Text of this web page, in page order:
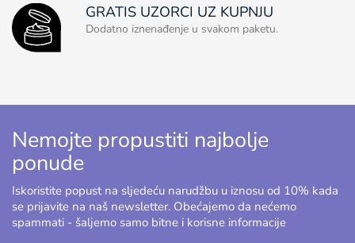
GRATIS UZORCI UZ KUPNJU
Dodatno iznenađenje u svakom paketu.
Nemojte propustiti najbolje
ponude
Iskoristite popust na sljedeću narudžbu u iznosu od 10% kada
se prijavite na naš newsletter. Obećajemo da nećemo
spammati - šaljemo samo bitne i korisne informacije